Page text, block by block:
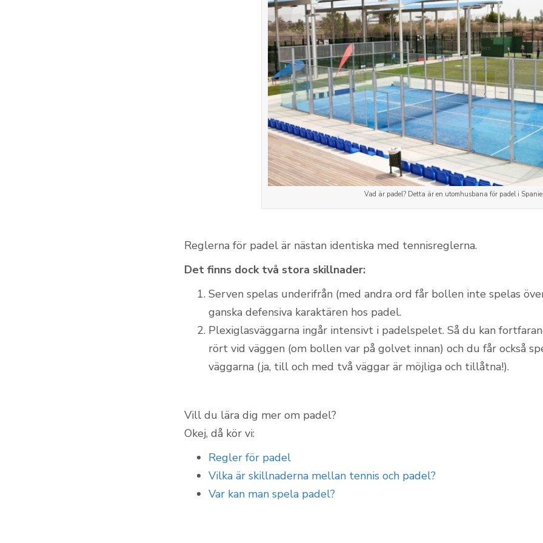
Vad är padel? Detta är en utomhusbana för padel i
Reglerna för padel är nästan identiska med tennisreglerna.
Det finns dock två stora skillnader:
Serven spelas underifrån (med andra ord får bollen inte spelas
ganska defensiva karaktären hos padel.
Plexiglasväggarna ingår intensivt i padelspelet. Så du kan
rört vid väggen (om bollen var på golvet innan) och du får också
väggarna (ja, till och med två väggar är möjliga och tillåtna!).
Vill du lära dig mer om padel?
Okej, då kör vi:
Regler för padel
Vilka är skillnaderna mellan tennis och padel?
Var kan man spela padel?